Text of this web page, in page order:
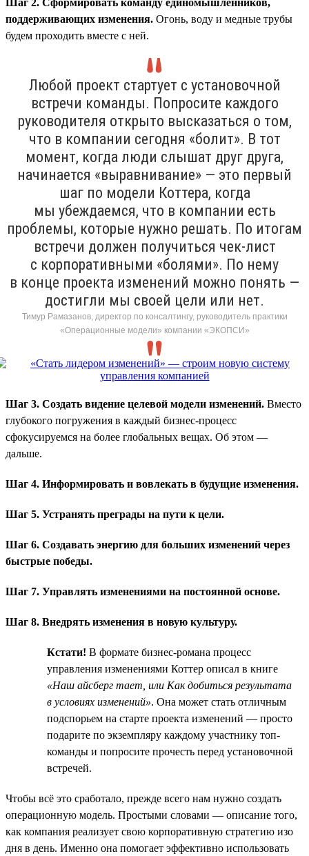
поддерживающих изменения. Огонь, воду и медные трубы
будем проходить вместе с ней.
Любой проект стартует с установочной
встречи команды. Попросите каждого
руководителя открыто высказаться о том,
что в компании сегодня «болит». В тот
момент, когда люди слышат друг друга,
начинается «выравнивание» — это первый
шаг по модели Коттера, когда
мы убеждаемся, что в компании есть
проблемы, которые нужно решать. По итогам
встречи должен получиться чек-лист
с корпоративными «болями». По нему
в конце проекта изменений можно понять —
достигли мы своей цели или нет.
Тимур Рамазанов, директор по консалтингу, руководитель практики
«Операционные модели» компании «ЭКОПСИ»
Шаг 3. Создать видение целевой модели изменений. Вместо
глубокого погружения в каждый бизнес-процесс
сфокусируемся на более глобальных вещах. Об этом —
дальше.
Шаг 4. Информировать и вовлекать в будущие изменения.
Шаг 5. Устранять преграды на пути к цели.
Шаг 6. Создавать энергию для больших изменений через
быстрые победы.
Шаг 7. Управлять изменениями на постоянной основе.
Шаг 8. Внедрять изменения в новую культуру.
Кстати! В формате бизнес-романа процесс
управления изменениями Коттер описал в книге
«Наш айсберг тает, или Как добиться результата
в условиях изменений». Она может стать отличным
подспорьем на старте проекта изменений — просто
подарите по экземпляру каждому участнику топ-
команды и попросите прочесть перед установочной
встречей.
Чтобы всё это сработало, прежде всего нам нужно создать
операционную модель. Простыми словами — описание того,
как компания реализует свою корпоративную стратегию изо
дня в день. Именно она помогает эффективно использовать